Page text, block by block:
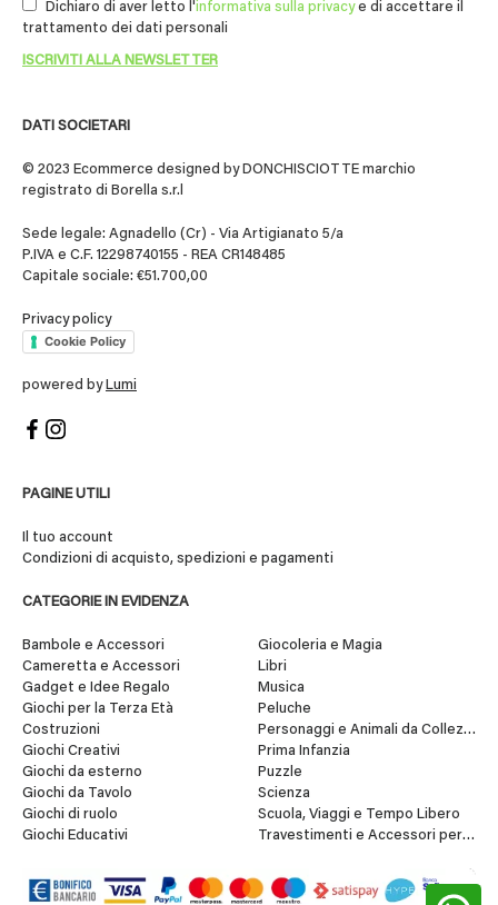
DATI SOCIETARI
© 2023 Ecommerce designed by DONCHISCIOTTE marchio
registrato di Borella s.r.l
Sede legale: Agnadello (Cr) - Via Artigianato 5/a
P.IVA e C.F. 12298740155 - REA CR148485
Capitale sociale: €51.700,00
Privacy policy
Cookie Policy
powered by Lumi
PAGINE UTILI
Il tuo account
Condizioni di acquisto, spedizioni e pagamenti
CATEGORIE IN EVIDENZA
Bambole e Accessori
Cameretta e Accessori
Gadget e Idee Regalo
Giochi per la Terza Età
Costruzioni
Giochi Creativi
Giochi da esterno
Giochi da Tavolo
Giochi di ruolo
Giochi Educativi
Giocoleria e Magia
Libri
Musica
Peluche
Personaggi e Animali da Collezione
Prima Infanzia
Puzzle
Scienza
Scuola, Viaggi e Tempo Libero
Travestimenti e Accessori per
Dichiaro di aver letto l'informativa sulla privacye di accettare il
trattamento dei dati personali